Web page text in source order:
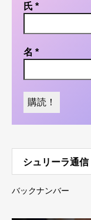
氏 *
名 *
シュリーラ通信
バックナンバー